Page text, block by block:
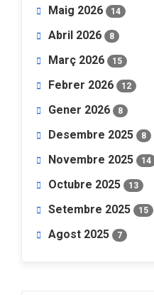
Maig 2026 14
Abril 2026 8
Març 2026 15
Febrer 2026 12
Gener 2026 8
Desembre 2025 8
Novembre 2025 14
Octubre 2025 13
Setembre 2025 15
Agost 2025 7